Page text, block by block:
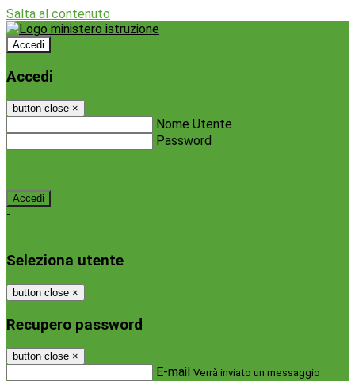
Salta al contenuto
Accedi
Accedi
button close ×
Nome Utente
Password
-
Seleziona utente
button close ×
Recupero password
button close ×
E-mail Verrà inviato un messaggio